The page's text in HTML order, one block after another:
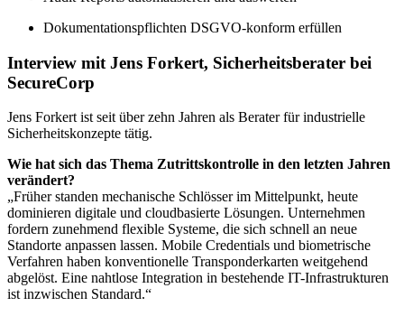
Dokumentationspflichten DSGVO-konform erfüllen
Interview mit Jens Forkert, Sicherheitsberater bei
SecureCorp
Jens Forkert ist seit über zehn Jahren als Berater für industrielle
Sicherheitskonzepte tätig.
Wie hat sich das Thema Zutrittskontrolle in den letzten Jahren
verändert?
„Früher standen mechanische Schlösser im Mittelpunkt, heute
dominieren digitale und cloudbasierte Lösungen. Unternehmen
fordern zunehmend flexible Systeme, die sich schnell an neue
Standorte anpassen lassen. Mobile Credentials und biometrische
Verfahren haben konventionelle Transponderkarten weitgehend
abgelöst. Eine nahtlose Integration in bestehende IT-Infrastrukturen
ist inzwischen Standard.“